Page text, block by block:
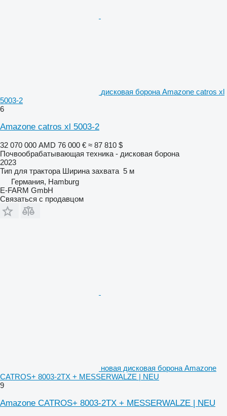
дисковая борона Amazone catros xl
5003-2
6
Amazone catros xl 5003-2
32 070 000 AMD 76 000 € ≈ 87 810 $
Почвообрабатывающая техника - дисковая борона
2023
Тип для трактора Ширина захвата 5 м
Германия, Hamburg
E-FARM GmbH
Связаться с продавцом
новая дисковая борона Amazone
CATROS+ 8003-2TX + MESSERWALZE | NEU
9
Amazone CATROS+ 8003-2TX + MESSERWALZE | NEU